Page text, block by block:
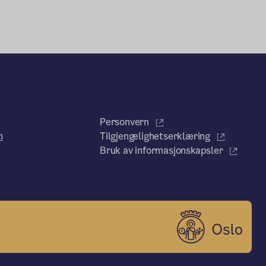
Personvern
Tilgjengelighetserklæring
Bruk av informasjonskapsler